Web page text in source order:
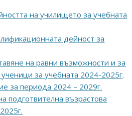
на училището за учебната
дейност за
на равни възможности и за
за учебната 2024-2025г.
за периода 2024 – 2029г.
подготвителна възрастова